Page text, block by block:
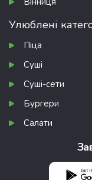
Улюблені
Піца
Суші
Суші-сети
Бургери
Салати